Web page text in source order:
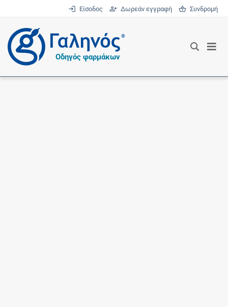
Είσοδος Δωρεάν εγγραφή Συνδρομή
®
Οδηγός φαρμάκων